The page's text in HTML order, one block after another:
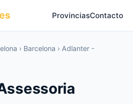
ProvinciasContacto
› Barcelona › Adlanter -